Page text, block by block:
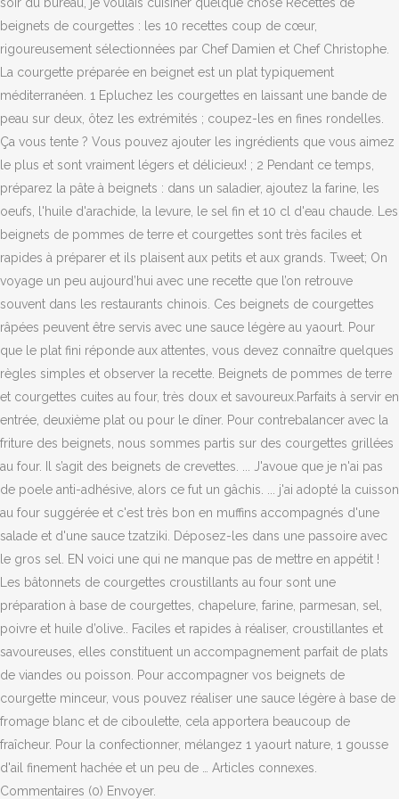
beignets de courgettes : les 10 recettes coup de cœur,
rigoureusement sélectionnées par Chef Damien et Chef Christophe.
La courgette préparée en beignet est un plat typiquement
méditerranéen. 1 Epluchez les courgettes en laissant une bande de
peau sur deux, ôtez les extrémités ; coupez-les en fines rondelles.
Ça vous tente ? Vous pouvez ajouter les ingrédients que vous aimez
le plus et sont vraiment légers et délicieux! ; 2 Pendant ce temps,
préparez la pâte à beignets : dans un saladier, ajoutez la farine, les
oeufs, l'huile d'arachide, la levure, le sel fin et 10 cl d'eau chaude. Les
beignets de pommes de terre et courgettes sont très faciles et
rapides à préparer et ils plaisent aux petits et aux grands. Tweet; On
voyage un peu aujourd’hui avec une recette que l’on retrouve
souvent dans les restaurants chinois. Ces beignets de courgettes
râpées peuvent être servis avec une sauce légère au yaourt. Pour
que le plat fini réponde aux attentes, vous devez connaître quelques
règles simples et observer la recette. Beignets de pommes de terre
et courgettes cuites au four, très doux et savoureux.Parfaits à servir en
entrée, deuxième plat ou pour le dîner. Pour contrebalancer avec la
friture des beignets, nous sommes partis sur des courgettes grillées
au four. Il s’agit des beignets de crevettes. ... J'avoue que je n'ai pas
de poele anti-adhésive, alors ce fut un gâchis. ... j'ai adopté la cuisson
au four suggérée et c'est très bon en muffins accompagnés d'une
salade et d'une sauce tzatziki. Déposez-les dans une passoire avec
le gros sel. EN voici une qui ne manque pas de mettre en appétit !
Les bâtonnets de courgettes croustillants au four sont une
préparation à base de courgettes, chapelure, farine, parmesan, sel,
poivre et huile d’olive.. Faciles et rapides à réaliser, croustillantes et
savoureuses, elles constituent un accompagnement parfait de plats
de viandes ou poisson. Pour accompagner vos beignets de
courgette minceur, vous pouvez réaliser une sauce légère à base de
fromage blanc et de ciboulette, cela apportera beaucoup de
fraîcheur. Pour la confectionner, mélangez 1 yaourt nature, 1 gousse
d'ail finement hachée et un peu de … Articles connexes.
Commentaires (0) Envoyer.